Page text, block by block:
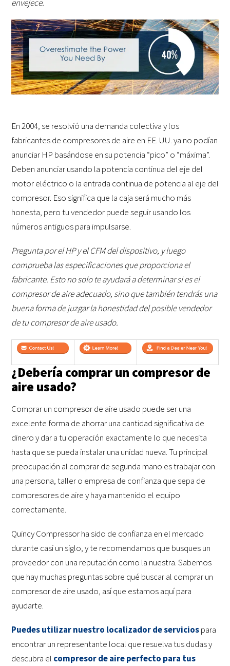
envejece.
En 2004, se resolvió una demanda colectiva y los
fabricantes de compresores de aire en EE. UU. ya no podían
anunciar HP basándose en su potencia “pico” o “máxima”.
Deben anunciar usando la potencia continua del eje del
motor eléctrico o la entrada continua de potencia al eje del
compresor. Eso significa que la caja será mucho más
honesta, pero tu vendedor puede seguir usando los
números antiguos para impulsarse.
Pregunta por el HP y el CFM del dispositivo, y luego
comprueba las especificaciones que proporciona el
fabricante. Esto no solo te ayudará a determinar si es el
compresor de aire adecuado, sino que también tendrás una
buena forma de juzgar la honestidad del posible vendedor
de tu compresor de aire usado.
¿Debería comprar un compresor de
aire usado?
Comprar un compresor de aire usado puede ser una
excelente forma de ahorrar una cantidad significativa de
dinero y dar a tu operación exactamente lo que necesita
hasta que se pueda instalar una unidad nueva. Tu principal
preocupación al comprar de segunda mano es trabajar con
una persona, taller o empresa de confianza que sepa de
compresores de aire y haya mantenido el equipo
correctamente.
Quincy Compressor ha sido de confianza en el mercado
durante casi un siglo, y te recomendamos que busques un
proveedor con una reputación como la nuestra. Sabemos
que hay muchas preguntas sobre qué buscar al comprar un
compresor de aire usado, así que estamos aquí para
ayudarte.
Puedes utilizar nuestro localizador de serviciospara
encontrar un representante local que resuelva tus dudas y
descubra el compresor de aire perfecto para tus